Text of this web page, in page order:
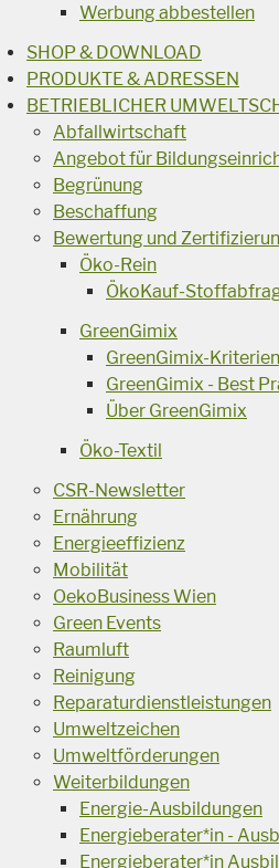
Werbung abbestellen
SHOP & DOWNLOAD
PRODUKTE & ADRESSEN
BETRIEBLICHER
Abfallwirtschaft
Angebot für
Begrünung
Beschaffung
Bewertung und
Öko-Rein
ÖkoKauf-
GreenGimix
GreenGimix-Kriterien
GreenGimix - Best
Über GreenGimix
Öko-Textil
CSR-Newsletter
Ernährung
Energieeffizienz
Mobilität
OekoBusiness Wien
Green Events
Raumluft
Reinigung
Reparaturdienstleistungen
Umweltzeichen
Umweltförderungen
Weiterbildungen
Energie-Ausbildungen
Energieberater*in -
Energieberater*in